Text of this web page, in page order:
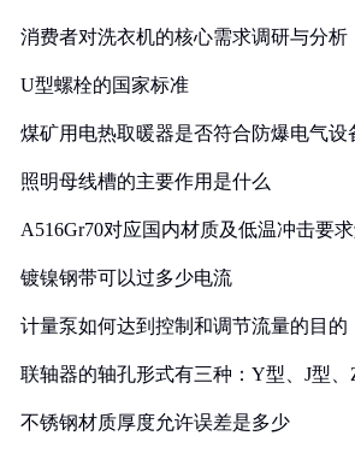
消费者对洗衣机的核心需求调研与分析
U型螺栓的国家标准
煤矿用电热取暖器是否符合防爆电气设
照明母线槽的主要作用是什么
A516Gr70对应国内材质及低温冲击要
镀镍钢带可以过多少电流
计量泵如何达到控制和调节流量的目的
联轴器的轴孔形式有三种：Y型、J型、
不锈钢材质厚度允许误差是多少